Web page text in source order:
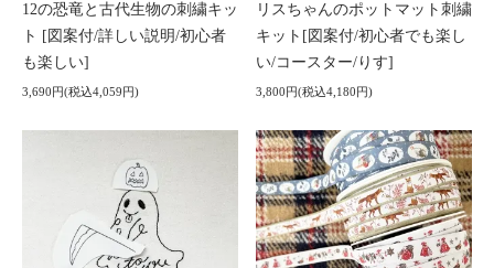
12の恐竜と古代生物の刺繍キッ
ト [図案付/詳しい説明/初心者
も楽しい]
3,690円(税込4,059円)
リスちゃんのポットマット刺繍
キット[図案付/初心者でも楽し
い/コースター/りす]
3,800円(税込4,180円)